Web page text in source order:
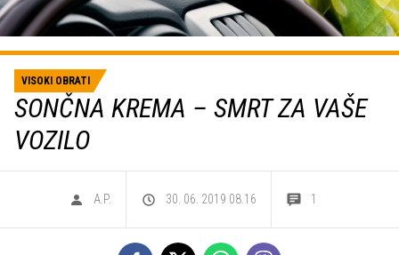
VISOKI OBRATI
SONČNA KREMA – SMRT ZA VAŠE
VOZILO
A.P. 30. 06. 2019 08.16 1